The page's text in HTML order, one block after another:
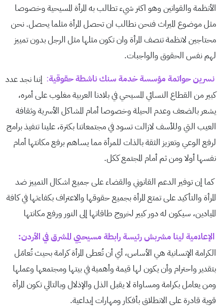
الأنظمة والقوانين وهو اكثر شيء تطالب به المرأة المسيحية وخصوصا
مثل موضوع الميراث فنحن نطالب ان تحصل المرأة مثلما يحصل. نحن
محتاجين لانظمة تنصف المرأة وان تكون مثلها مثل الرجل بدون تمييز
لهم نفس الحقوق والواجبات.
نسرين حواتمة مؤسسة خدمة سنك ناشطة حقوقية: إننا نجد عدد
كبير من القطاع النسائي المسيحي في بلادنا العربية مغلوب على أمره،
يشعر بالضعف وعدم الحيلة وخصوصا أمام المشاكل الأسرية وثقافة
العيب التي وللأسف لازالت تسود في مجتمعاتنا بكثرة، علينا تنفيذ برامج
لرفع الوعي وتعزيز الثقة بالذات للمرأة مما يساهم برفع مكانتها أمام
نفسها أولا ومن ثم أمام المجتمع ككل.
كما إن توفير الدعم القانوني والقضاء على جميع اشكال التمييز ضد
المرأة والتأكيد على تمتع المرأة بجميع حقوقها والاعتراف بكفاءتها في كافة
الميادين، سيكون له دور كبير لخروج طاقاتها إلى النور ورفع مكانتها
الإعلامية لينا مشربش رئيسة رابطة مسيحيي المشرق في الأردن:
الكرامة الإنسانية هي الأساس، أي أن تُعطى المرأة كرامة بحيث تُعامَل
بتقدير واحترام وأن يكون لها قيمة وأهمية في بيتها ومجتمعها وعملها
ومن يعامل بكرامة ومساواة لا يقبل الذل والإذلال وبالتالي تكون المرأة
قوية قادرة على الانطلاق بأفكار ومهارات إبداعية.